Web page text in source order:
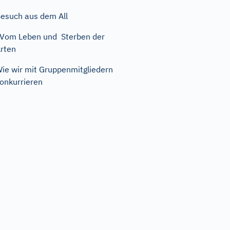
aus dem All
Vom Leben und Sterben der
wir mit Gruppenmitgliedern